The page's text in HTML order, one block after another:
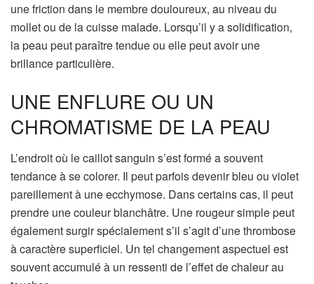
une friction dans le membre douloureux, au niveau du
mollet ou de la cuisse malade. Lorsqu’il y a solidification,
la peau peut paraître tendue ou elle peut avoir une
brillance particulière.
UNE ENFLURE OU UN
CHROMATISME DE LA PEAU
L’endroit où le caillot sanguin s’est formé a souvent
tendance à se colorer. Il peut parfois devenir bleu ou violet
pareillement à une ecchymose. Dans certains cas, il peut
prendre une couleur blanchâtre. Une rougeur simple peut
également surgir spécialement s’il s’agit d’une thrombose
à caractère superficiel. Un tel changement aspectuel est
souvent accumulé à un ressenti de l’effet de chaleur au